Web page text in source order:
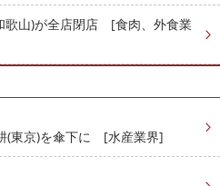
歌山)が全店閉店 [食肉、外食業
(東京)を傘下に [水産業界]